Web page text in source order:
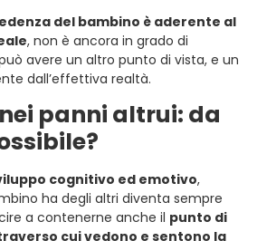
del bambino è aderente al
, non è ancora in grado di
avere un altro punto di vista, e un
dall’effettiva realtà.
panni altrui: da
cognitivo ed emotivo,
ha degli altri diventa sempre
a contenerne anche il punto di
cui vedono e sentono la